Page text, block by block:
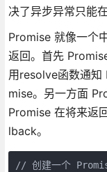
决了异步异常只能
Promise 就像一个
返回。首先
用resolve函数通
mise。另一方面
Promise 在将来返
lback。
// 创建一个